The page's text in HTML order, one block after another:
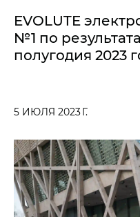
EVOLUTE
№1 по
полугодия 2023
5 ИЮЛЯ 2023 Г.